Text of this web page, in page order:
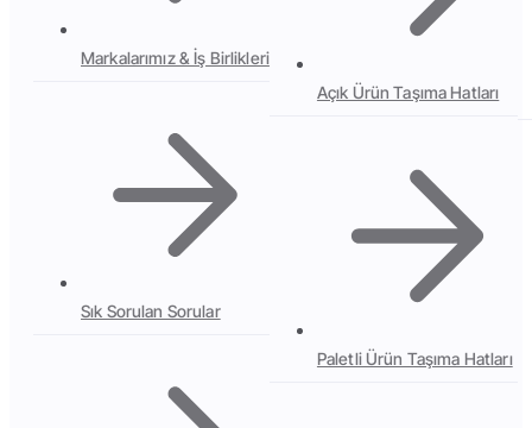
Markalarımız & İş Birlikleri
Sık Sorulan Sorular
Açık Ürün Taşıma Hatları
Paletli Ürün Taşıma Hatları